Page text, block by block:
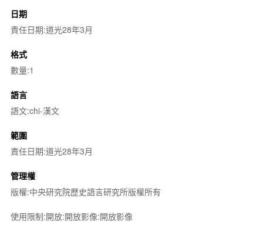
日期
責任日期:道光28年3月
格式
數量:1
語言
語文:chi-漢文
範圍
責任日期:道光28年3月
管理權
版權:中央研究院歷史語言研究所版權所有
使用限制:開放:開放影像:開放影像